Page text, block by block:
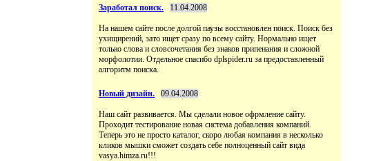
Заработал поиск. 11.04.2008
На нашем сайте после долгой паузы восстановлен поиск. Поиск без
ухищирений, зато ищет сразу по всему сайту. Нормально ищет
только слова и словсочетания без знаков припенания и сложной
морфолотии. Отдельное спасибо dplspider.ru за предоставленный
алгоритм поиска.
Новый дизайн. 09.04.2008
Наш сайт развивается. Мы сделали новое офрмление сайту.
Проходит тестирование новая система добавления компаний.
Теперь это не просто каталог, скоро любая компания в несколько
кликов мышки сможет создать себе полноценный сайт вида
vasya.himza.ru!!!